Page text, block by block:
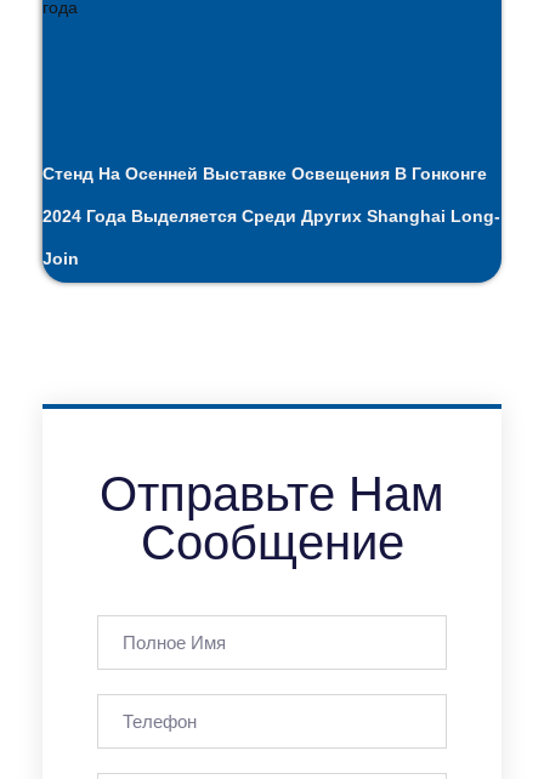
Стенд На Осенней Выставке Освещения В Гонконге
2024 Года Выделяется Среди Других Shanghai Long-
Join
Отправьте Нам
Сообщение